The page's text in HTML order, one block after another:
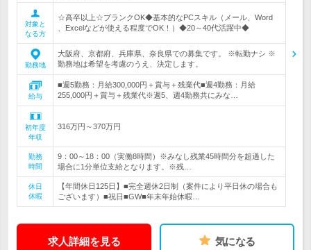
対象と
なる方
☆高卒以上☆ブランクOK◆基本的なPCスキル（メール、Word
、Excelなどが使える程度でOK！）◆20～40代活躍中◆
勤務地
大阪府、京都府、兵庫県、奈良県での募集です。 ※転勤ナシ ※
勤務地は希望を考慮のうえ、決定します。
給与
■週5勤務：月給300,000円＋賞与＋残業代■週4勤務：月給
255,000円＋賞与＋残業代※週5、週4勤務共にみな…
初年度
年収
316万円～370万円
勤務
時間
9：00～18：00（実働8時間）※みなし残業45時間分を超過した
場合に1分単位支給となります。※残…
休日
休暇
【年間休日125日】■完全週休2日制（案件により平日休の場合も
ございます）■祝日■GW■年末年始休暇…
求人詳細を見る 気になる